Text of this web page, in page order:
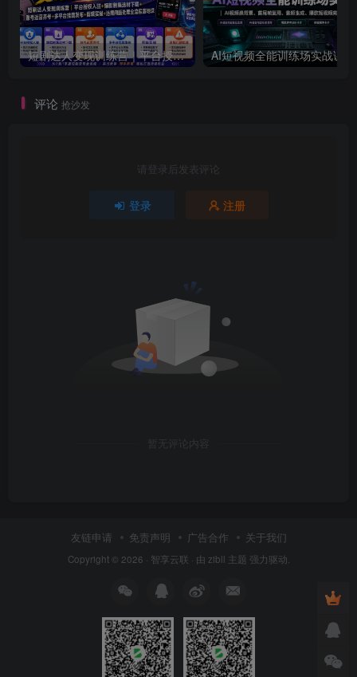
短剧达人变现训练营｜平台授权入驻+爆款剧集选材下载+账号运营养号+多平台挂载发布+剪辑实操+违规问题处理全流程落地课
评论 抢沙发
请登录后发表评论
登录 注册
暂无评论内容
友链申请 免责声明 广告合作 关于我们
Copyright © 2026 · 智享云联 · 由 zibll 主题 强力驱动.